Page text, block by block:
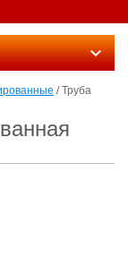
/ Труба